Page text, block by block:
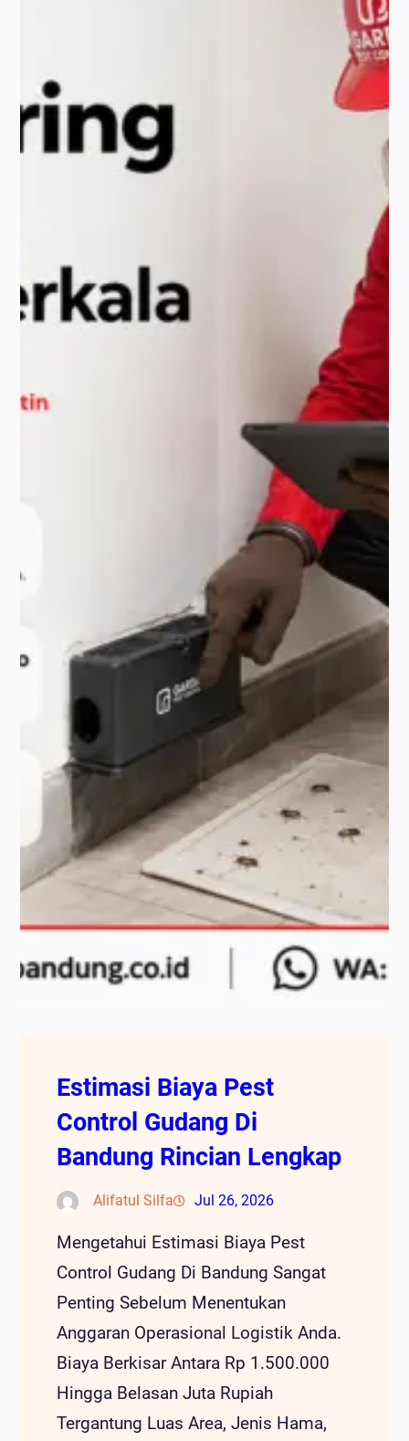
Estimasi Biaya Pest
Control Gudang Di
Bandung Rincian Lengkap
Alifatul Silfa Jul 26, 2026
Mengetahui Estimasi Biaya Pest
Control Gudang Di Bandung Sangat
Penting Sebelum Menentukan
Anggaran Operasional Logistik Anda.
Biaya Berkisar Antara Rp 1.500.000
Hingga Belasan Juta Rupiah
Tergantung Luas Area, Jenis Hama,